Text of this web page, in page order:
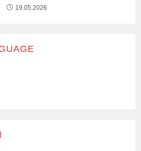
19.05.2026